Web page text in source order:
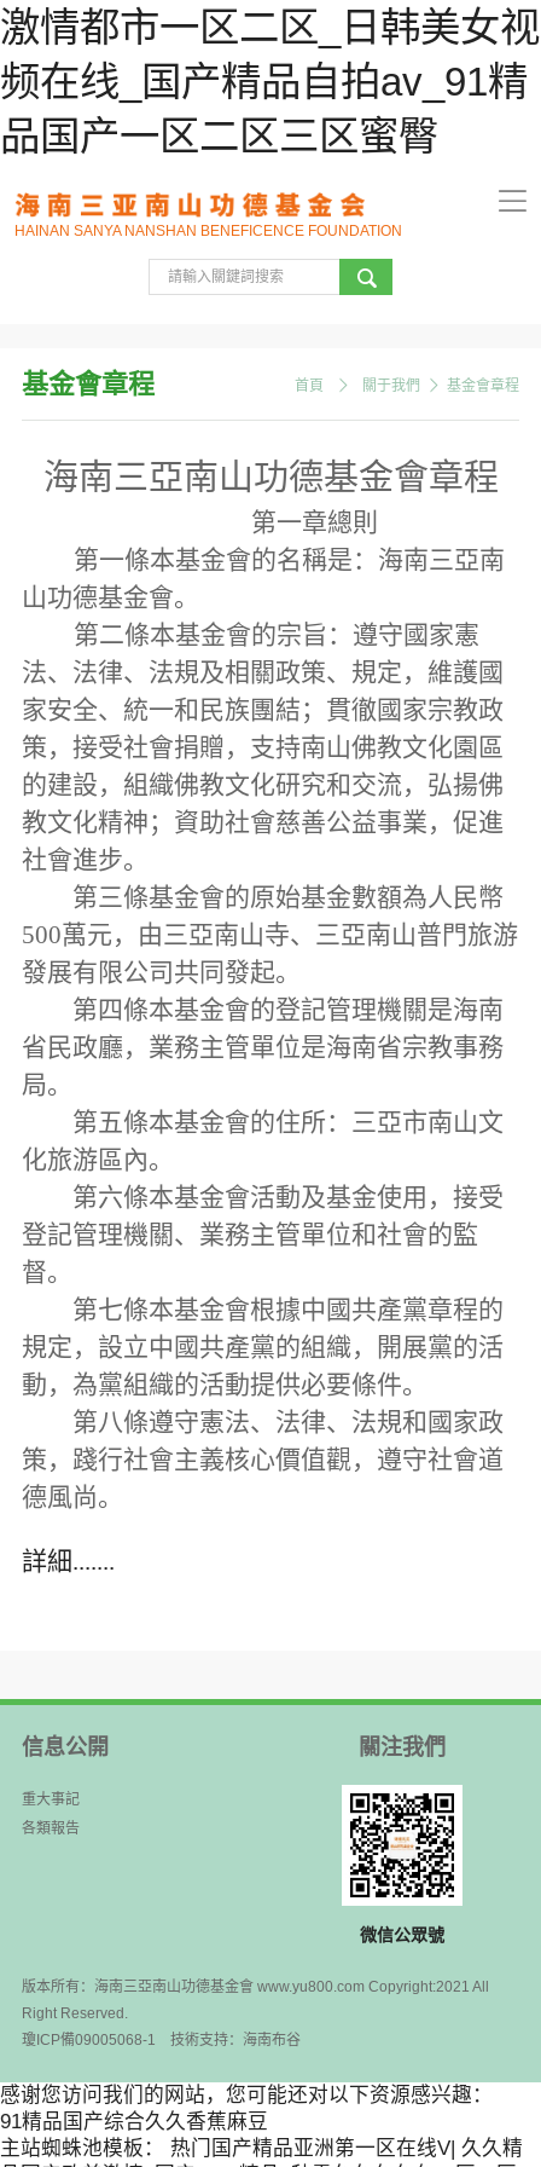
激情都市一区二区_日韩美女视
频在线_国产精品自拍av_91精
品国产一区二区三区蜜臀
HAINAN SANYA NANSHAN BENEFICENCE FOUNDATION
基金會章程 首頁 關于我們 基金會章程
海南三亞南山功德基金會章程
第一章總則
第一條本基金會的名稱是：海南三亞南
山功德基金會。
第二條本基金會的宗旨：遵守國家憲
法、法律、法規及相關政策、規定，維護國
家安全、統一和民族團結；貫徹國家宗教政
策，接受社會捐贈，支持南山佛教文化園區
的建設，組織佛教文化研究和交流，弘揚佛
教文化精神；資助社會慈善公益事業，促進
社會進步。
第三條基金會的原始基金數額為人民幣
500萬元，由三亞南山寺、三亞南山普門旅游
發展有限公司共同發起。
第四條本基金會的登記管理機關是海南
省民政廳，業務主管單位是海南省宗教事務
局。
第五條本基金會的住所：三亞市南山文
化旅游區內。
第六條本基金會活動及基金使用，接受
登記管理機關、業務主管單位和社會的監
督。
第七條本基金會根據中國共產黨章程的
規定，設立中國共產黨的組織，開展黨的活
動，為黨組織的活動提供必要條件。
第八條遵守憲法、法律、法規和國家政
策，踐行社會主義核心價值觀，遵守社會道
德風尚。
詳細.......
信息公開
重大事記
各類報告
關注我們
微信公眾號
版本所有：海南三亞南山功德基金會 www.yu800.com Copyright:2021 All
Right Reserved.
瓊ICP備09005068-1 技術支持： 海南布谷
感谢您访问我们的网站，您可能还对以下资源感兴趣：
91精品国产综合久久香蕉麻豆
主站蜘蛛池模板： 热门国产精品亚洲第一区在线V 久久精